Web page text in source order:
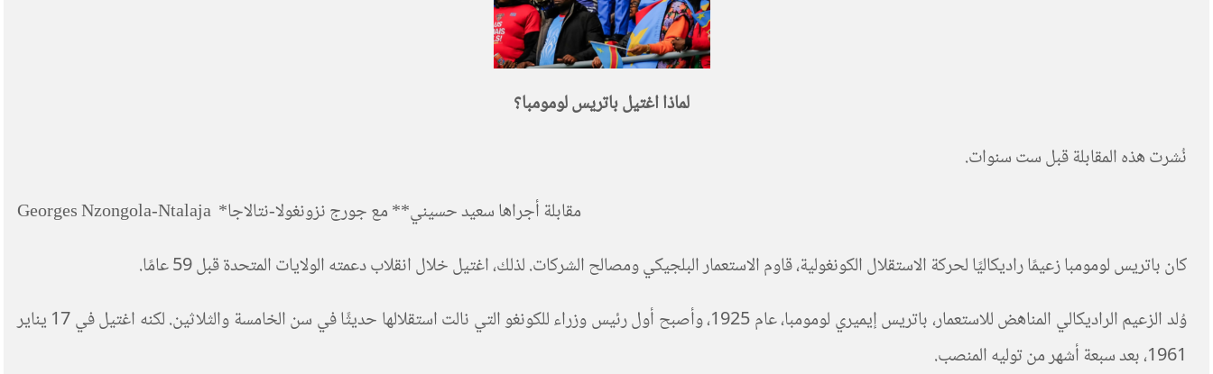
لماذا اغتيل باتريس لومومبا؟
نُشرت هذه المقابلة قبل ست سنوات.
مقابلة أجراها سعيد حسيني** مع جورج نزونغولا-نتالاجا* Georges Nzongola-Ntalaja
كان باتريس لومومبا زعيمًا راديكاليًا لحركة الاستقلال الكونغولية، قاوم الاستعمار البلجيكي ومصالح الشركات. لذلك، اغتيل خلال انقلاب دعمته الولايات المتحدة قبل 59 عامًا.
وُلد الزعيم الراديكالي المناهض للاستعمار، باتريس إيميري لومومبا، عام 1925، وأصبح أول رئيس وزراء للكونغو التي نالت استقلالها حديثًا في سن الخامسة والثلاثين. لكنه اغتيل في 17 يناير
1961، بعد سبعة أشهر من توليه المنصب.